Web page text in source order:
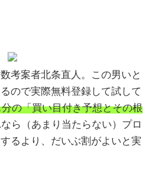
考案者北条直人。この男いと
ので実際無料登録して試して
の「買い目付き予想とその根
ら（あまり当たらない）プロ
るより、だいぶ割がよいと実